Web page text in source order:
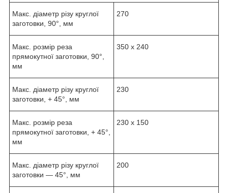
Макс. діаметр різу круглої
заготовки, 90°, мм
270
Макс. розмір реза
прямокутної заготовки, 90°,
мм
350 х 240
Макс. діаметр різу круглої
заготовки, + 45°, мм
230
Макс. розмір реза
прямокутної заготовки, + 45°,
мм
230 х 150
Макс. діаметр різу круглої
заготовки — 45°, мм
200